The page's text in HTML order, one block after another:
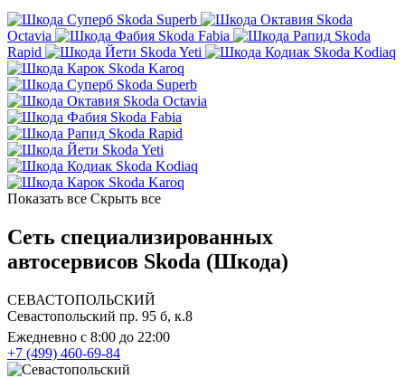
Skoda Superb
Skoda
Octavia
Skoda Fabia
Skoda
Rapid
Skoda Yeti
Skoda Kodiaq
Skoda Karoq
Skoda Superb
Skoda Octavia
Skoda Fabia
Skoda Rapid
Skoda Yeti
Skoda Kodiaq
Skoda Karoq
Показать все Скрыть все
Сеть специализированных
автосервисов Skoda (Шкода)
СЕВАСТОПОЛЬСКИЙ
Севастопольский пр. 95 б, к.8
Ежедневно с 8:00 до 22:00
+7 (499) 460-69-84